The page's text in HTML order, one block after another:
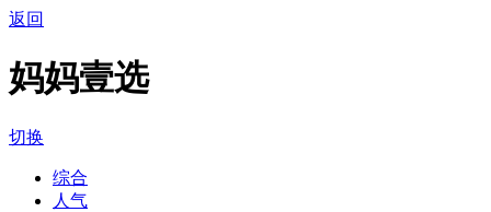
返回
妈妈壹选
切换
综合
人气